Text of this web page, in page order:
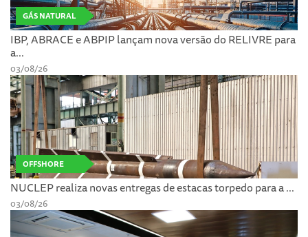
GÁS NATURAL
IBP, ABRACE e ABPIP lançam nova versão do RELIVRE para
a...
03/08/26
OFFSHORE
NUCLEP realiza novas entregas de estacas torpedo para a ...
03/08/26